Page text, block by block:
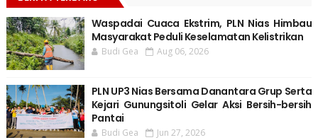
Waspadai Cuaca Ekstrim, PLN Nias Himbau
Masyarakat Peduli Keselamatan Kelistrikan
Budi Gea Aug 06, 2026
PLN UP3 Nias Bersama Danantara Grup Serta
Kejari Gunungsitoli Gelar Aksi Bersih-bersih
Pantai
Budi Gea Jun 27, 2026